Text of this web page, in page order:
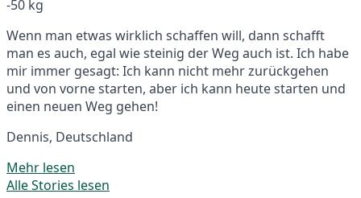
-50 kg
Wenn man etwas wirklich schaffen will, dann schafft
man es auch, egal wie steinig der Weg auch ist. Ich habe
mir immer gesagt: Ich kann nicht mehr zurückgehen
und von vorne starten, aber ich kann heute starten und
einen neuen Weg gehen!
Dennis, Deutschland
Mehr lesen
Alle Stories lesen